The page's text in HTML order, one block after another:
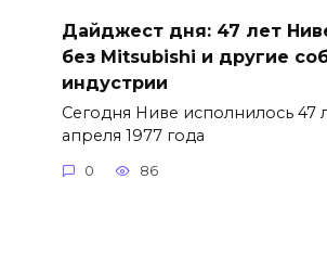
Дайджест дня: 47 лет
без Mitsubishi и другие
индустрии
Сегодня Ниве исполнилось 47
апреля 1977 года
0 86